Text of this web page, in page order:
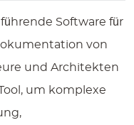
Software für
von
und Architekten
um komplexe